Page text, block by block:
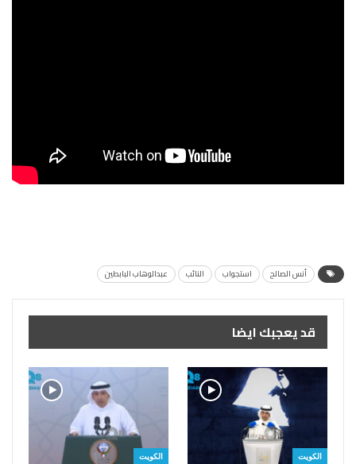
أنس الصالح استجواب النائب عبدالوهاب البابطين
قد يعجبك ايضا
الكويت الكويت